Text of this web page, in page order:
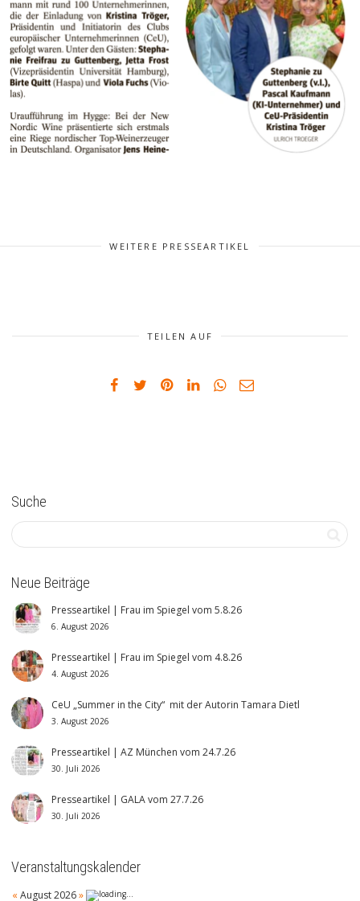
WEITERE PRESSEARTIKEL
TEILEN AUF
Suche
Neue Beiträge
Presseartikel | Frau im Spiegel vom 5.8.26
6. August 2026
Presseartikel | Frau im Spiegel vom 4.8.26
4. August 2026
CeU „Summer in the City“ mit der Autorin Tamara Dietl
3. August 2026
Presseartikel | AZ München vom 24.7.26
30. Juli 2026
Presseartikel | GALA vom 27.7.26
30. Juli 2026
Veranstaltungskalender
« August 2026»